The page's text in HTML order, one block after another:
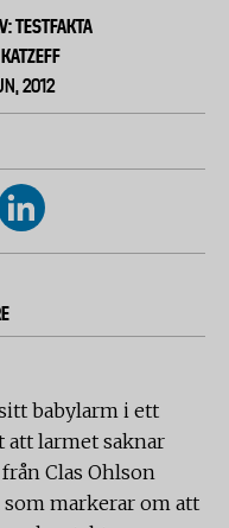
TESTFAKTA
2012
babylarm i ett
att larmet saknar
Clas Ohlson
markerar om att